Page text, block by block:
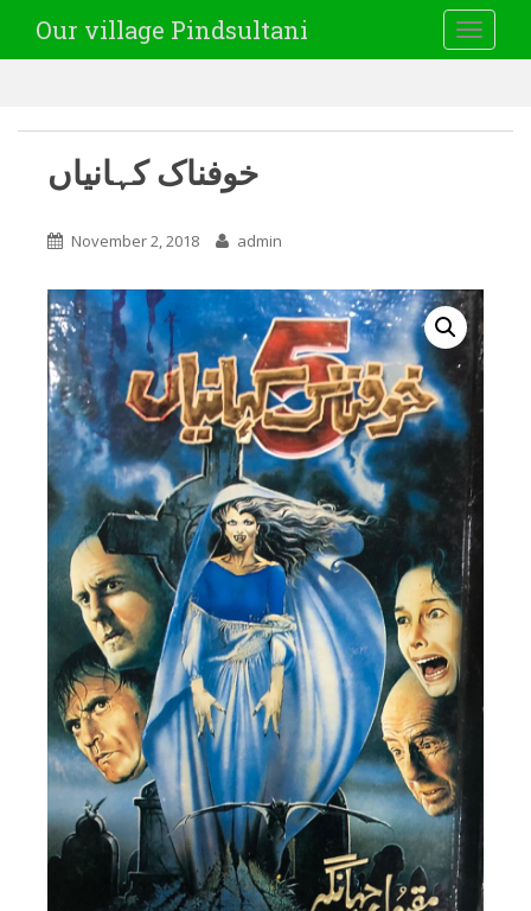
Our village Pindsultani
خوفناک کہانیاں
November 2, 2018 admin